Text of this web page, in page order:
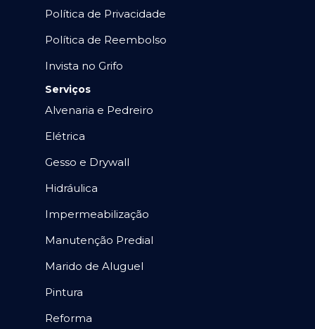
Política de Privacidade
Política de Reembolso
Invista no Grifo
Serviços
Alvenaria e Pedreiro
Elétrica
Gesso e Drywall
Hidráulica
Impermeabilização
Manutenção Predial
Marido de Aluguel
Pintura
Reforma